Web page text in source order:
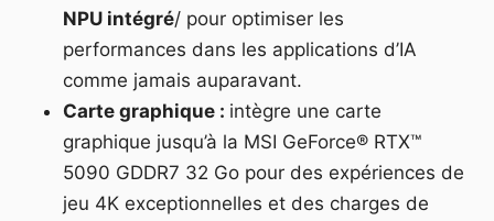
NPU intégré/ pour optimiser les
performances dans les applications d’IA
comme jamais auparavant.
Carte graphique : intègre une carte
graphique jusqu’à la MSI GeForce® RTX™
5090 GDDR7 32 Go pour des expériences de
jeu 4K exceptionnelles et des charges de